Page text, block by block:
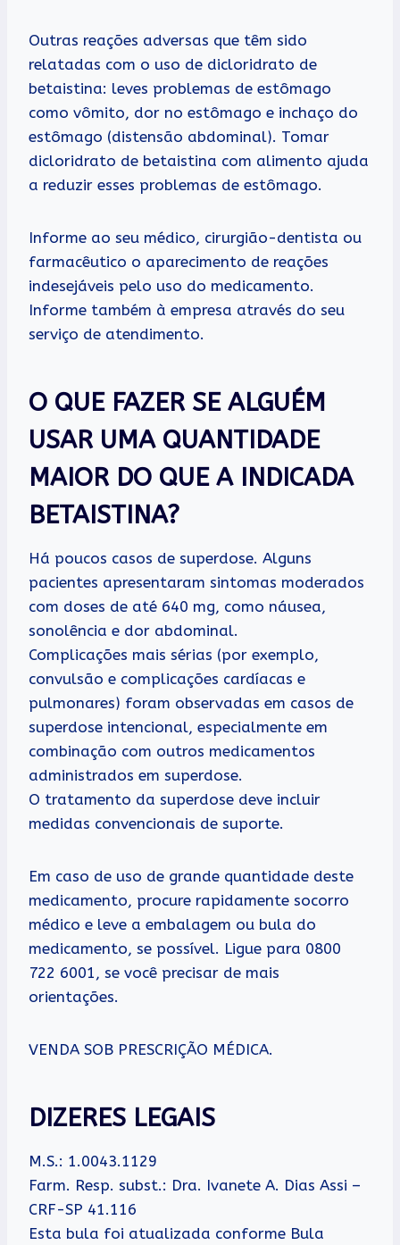
Outras reações adversas que têm sido
relatadas com o uso de dicloridrato de
betaistina: leves problemas de estômago
como vômito, dor no estômago e inchaço do
estômago (distensão abdominal). Tomar
dicloridrato de betaistina com alimento ajuda
a reduzir esses problemas de estômago.
Informe ao seu médico, cirurgião-dentista ou
farmacêutico o aparecimento de reações
indesejáveis pelo uso do medicamento.
Informe também à empresa através do seu
serviço de atendimento.
O QUE FAZER SE ALGUÉM
USAR UMA QUANTIDADE
MAIOR DO QUE A INDICADA
BETAISTINA?
Há poucos casos de superdose. Alguns
pacientes apresentaram sintomas moderados
com doses de até 640 mg, como náusea,
sonolência e dor abdominal.
Complicações mais sérias (por exemplo,
convulsão e complicações cardíacas e
pulmonares) foram observadas em casos de
superdose intencional, especialmente em
combinação com outros medicamentos
administrados em superdose.
O tratamento da superdose deve incluir
medidas convencionais de suporte.
Em caso de uso de grande quantidade deste
medicamento, procure rapidamente socorro
médico e leve a embalagem ou bula do
medicamento, se possível. Ligue para 0800
722 6001, se você precisar de mais
orientações.
VENDA SOB PRESCRIÇÃO MÉDICA.
DIZERES LEGAIS
M.S.: 1.0043.1129
Farm. Resp. subst.: Dra. Ivanete A. Dias Assi –
CRF-SP 41.116
Esta bula foi atualizada conforme Bula